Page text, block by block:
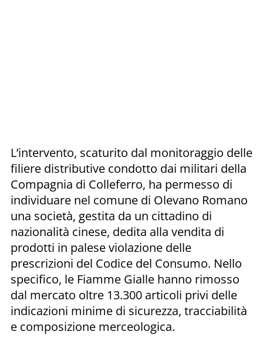
L’intervento, scaturito dal monitoraggio delle
filiere distributive condotto dai militari della
Compagnia di Colleferro, ha permesso di
individuare nel comune di Olevano Romano
una società, gestita da un cittadino di
nazionalità cinese, dedita alla vendita di
prodotti in palese violazione delle
prescrizioni del Codice del Consumo. Nello
specifico, le Fiamme Gialle hanno rimosso
dal mercato oltre 13.300 articoli privi delle
indicazioni minime di sicurezza, tracciabilità
e composizione merceologica.